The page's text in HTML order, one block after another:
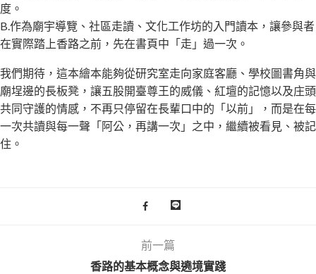
度。
B.作為廟宇導覽、社區走讀、文化工作坊的入門讀本，讓參與者
在實際踏上香路之前，先在書頁中「走」過一次。
我們期待，這本繪本能夠從研究室走向家庭客廳、學校圖書角與
廟埕邊的長板凳，讓五股開臺尊王的威儀、紅壇的記憶以及庄頭
共同守護的情感，不再只停留在長輩口中的「以前」，而是在每
一次共讀與每一聲「阿公，再講一次」之中，繼續被看見、被記
住。
前一篇
香路的基本概念與遶境實踐